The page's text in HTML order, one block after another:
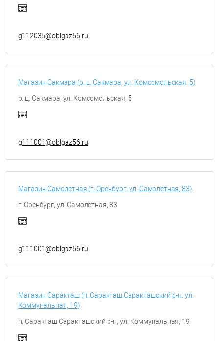
g112035@oblgaz56.ru
Магазин Сакмара (р. ц. Сакмара, ул. Комсомольская, 5)
р. ц. Сакмара, ул. Комсомольская, 5
g111001@oblgaz56.ru
Магазин Самолетная (г. Оренбург, ул. Самолетная, 83)
г. Оренбург, ул. Самолетная, 83
g111001@oblgaz56.ru
Магазин Саракташ (п. Саракташ Саракташский р-н, ул.
Коммунальная, 19)
п. Саракташ Саракташский р-н, ул. Коммунальная, 19